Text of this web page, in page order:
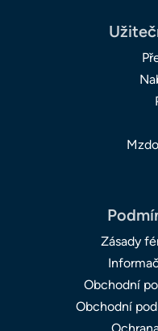
Zásady
Obchodní
Obchodní